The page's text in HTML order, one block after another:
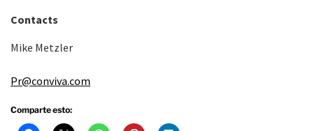
Contacts
Mike Metzler
Pr@conviva.com
Comparte esto: